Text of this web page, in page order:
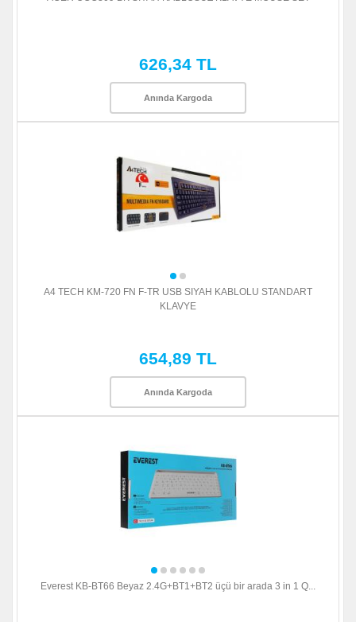
626,34 TL
Anında Kargoda
A4 TECH KM-720 FN F-TR USB SIYAH KABLOLU STANDART
KLAVYE
654,89 TL
Anında Kargoda
Everest KB-BT66 Beyaz 2.4G+BT1+BT2 üçü bir arada 3 in 1 Q...